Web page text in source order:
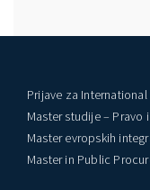
Prijave za
Master studije – Pravo
Master evropskih
Master in Public